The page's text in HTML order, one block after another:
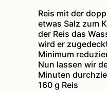
Reis mit der
etwas Salz zum
der Reis das
wird er
Minimum
Nun lassen wir
Minuten
160 g Reis